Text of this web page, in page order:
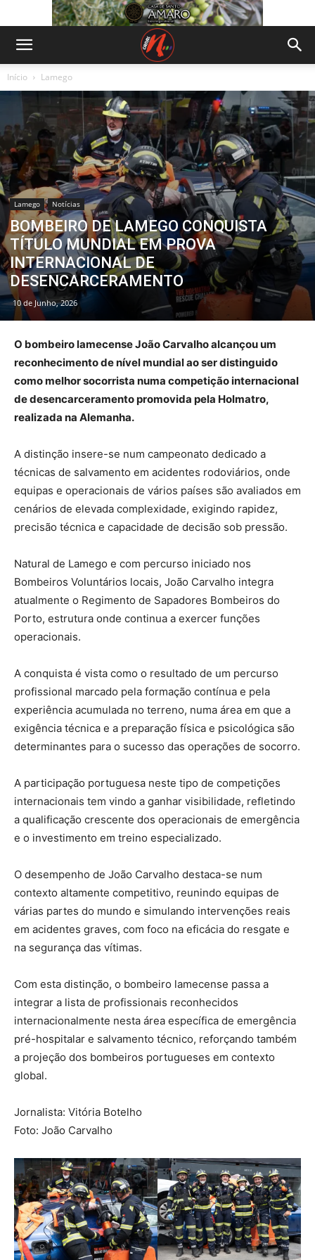
Início Lamego
Lamego Notícias
BOMBEIRO DE LAMEGO CONQUISTA
TÍTULO MUNDIAL EM PROVA
INTERNACIONAL DE
DESENCARCERAMENTO
10 de Junho, 2026
O bombeiro lamecense João Carvalho alcançou um
reconhecimento de nível mundial ao ser distinguido
como melhor socorrista numa competição internacional
de desencarceramento promovida pela Holmatro,
realizada na Alemanha.
A distinção insere-se num campeonato dedicado a
técnicas de salvamento em acidentes rodoviários, onde
equipas e operacionais de vários países são avaliados em
cenários de elevada complexidade, exigindo rapidez,
precisão técnica e capacidade de decisão sob pressão.
Natural de Lamego e com percurso iniciado nos
Bombeiros Voluntários locais, João Carvalho integra
atualmente o Regimento de Sapadores Bombeiros do
Porto, estrutura onde continua a exercer funções
operacionais.
A conquista é vista como o resultado de um percurso
profissional marcado pela formação contínua e pela
experiência acumulada no terreno, numa área em que a
exigência técnica e a preparação física e psicológica são
determinantes para o sucesso das operações de socorro.
A participação portuguesa neste tipo de competições
internacionais tem vindo a ganhar visibilidade, refletindo
a qualificação crescente dos operacionais de emergência
e o investimento em treino especializado.
O desempenho de João Carvalho destaca-se num
contexto altamente competitivo, reunindo equipas de
várias partes do mundo e simulando intervenções reais
em acidentes graves, com foco na eficácia do resgate e
na segurança das vítimas.
Com esta distinção, o bombeiro lamecense passa a
integrar a lista de profissionais reconhecidos
internacionalmente nesta área específica de emergência
pré-hospitalar e salvamento técnico, reforçando também
a projeção dos bombeiros portugueses em contexto
global.
Jornalista: Vitória Botelho
Foto: João Carvalho